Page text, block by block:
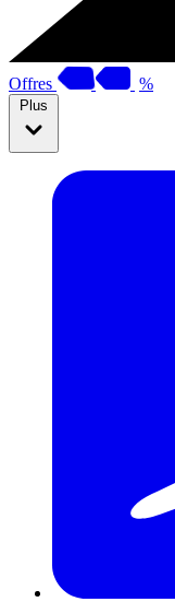
Offres %
Plus